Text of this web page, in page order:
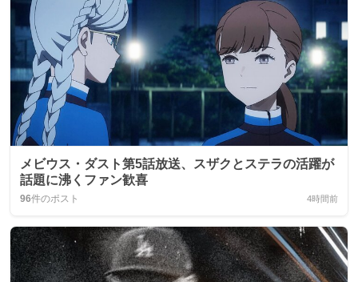
メビウス・ダスト第5話放送、スザクとステラの活躍が
話題に沸くファン歓喜
96件のポスト 4時間前